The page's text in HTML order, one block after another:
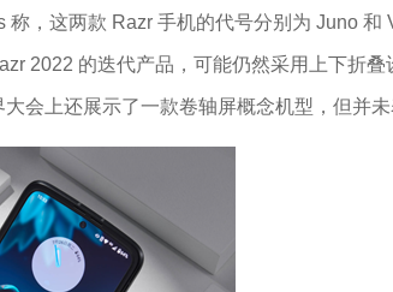
，这两款 Razr 手机的代号分别为 Juno
2022 的迭代产品，可能仍然采用上下折
会上还展示了一款卷轴屏概念机型，但并未